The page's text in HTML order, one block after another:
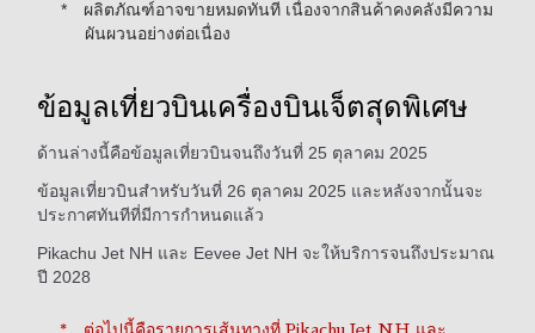
ผลิตภัณฑ์อาจขายหมดทันที เนื่องจากสินค้าคงคลังมีความ
ผันผวนอย่างต่อเนื่อง
ข้อมูลเที่ยวบินเครื่องบินเจ็ตสุดพิเศษ
ด้านล่างนี้คือข้อมูลเที่ยวบินจนถึงวันที่ 25 ตุลาคม 2025
ข้อมูลเที่ยวบินสำหรับวันที่ 26 ตุลาคม 2025 และหลังจากนั้นจะ
ประกาศทันทีที่มีการกำหนดแล้ว
Pikachu Jet NH และ Eevee Jet NH จะให้บริการจนถึงประมาณ
ปี 2028
ต่อไปนี้คือรายการเส้นทางที่ Pikachu Jet NH และ